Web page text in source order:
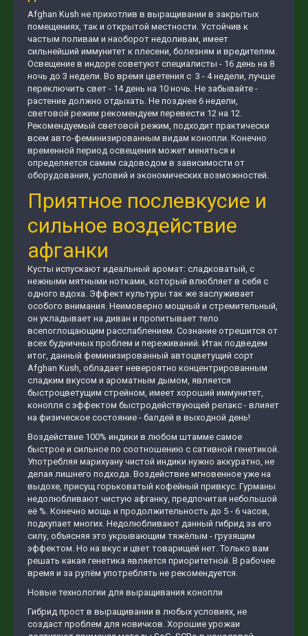
Afghan Kush не прихотлив в выращивании в закрытых
помещениях, так и открытой местности. Устойчив к
частым поливам и наоборот недоливам, имеет
сильнейший иммунитет к плесени, болезням и вредителям.
Освещение в индоре советуют специалисты - 16 день на 8
ночь до 3 недели. Во время цветения с 3 - 4 недели, лучше
переключить свет - 14 день на 10 ночь. Не забывайте -
растение должно отдыхать. Не позднее 6 недели,
световой режим рекомендуем перевести 12 на 12.
Рекомендуемый световой режим, подходит практически
всем авто-феминизированным видам конопли. Конечно
временной период освещения может меняться и
определяется самим садоводом в зависимости от
оборудования, условий и экономических возможностей.
Приятное послевкусие и
сильное воздействие
афганки
Кусты испускают идеальный аромат: сладковатый, с
нежными мятными нотками, который влюбляет в себя с
одного вдоха. Эффект культуры так же заслуживает
особого внимания. Неимоверно мощный и стремительный,
он укладывает на диван и пропитывает тело
всепоглощающим расслаблением. Сознание отрешится от
всех будничных проблем и переживаний. Итак подведем
итог, данный феминизированный автоцветущий сорт
Afghan Kush, обладает невероятно концентрированным
сладким вкусом и ароматным дымом, является
быстроцветущим стрейном, имеет хороший иммунитет,
конопля с эффектом быстродействующей релакс - влияет
на физическое состояние - балдей в выходной день!
Воздействие 100% индики в любом штамме самое
быстрое и сильное по соотношению с сативной генетикой.
Употребляя марихуану чистой индики нужно аккуратно, не
делая лишнего подхода. Воздействие мгновенное уже на
выдохе, присущ горьковатый кофейный привкус. Гурманы
недолюбливают чистую афганку, предпочитая небольшой
её %. Конечно мощь и продолжительность до 5 - 6 часов,
подкупает многих. Недолюбливают данный гибрид за его
силу, объясняя это укрывающим тяжёлым - грузящим
эффектом. Но на вкус и цвет товарищей нет. Только вам
решать какая генетика является приоритетной. В рабочее
время и за рулём употреблять не рекомендуется.
Новые технологии для выращивания конопли
Гибрид прост в выращивании в любых условиях, не
создаст проблем для новичков. Хорошие урожаи